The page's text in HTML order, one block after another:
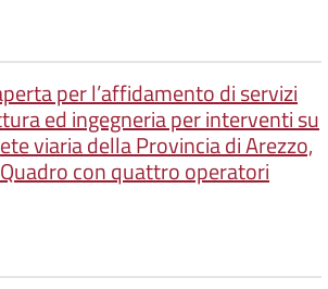
per l’affidamento di servizi
ed ingegneria per interventi su
viaria della Provincia di Arezzo,
con quattro operatori